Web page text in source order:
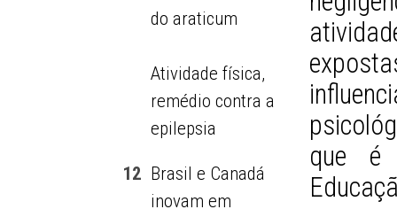
do araticum
Atividade física,
remédio contra a
epilepsia
12 Brasil e Canadá
inovam em
que é